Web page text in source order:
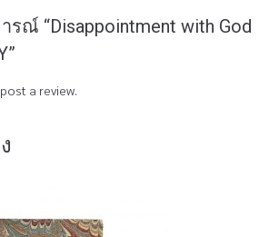
ณ์ “Disappointment with God
a review.